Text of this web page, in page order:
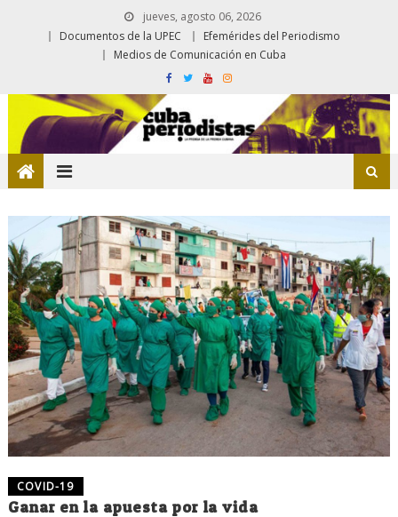
jueves, agosto 06, 2026
Documentos de la UPEC
Efemérides del Periodismo
Medios de Comunicación en Cuba
COVID-19
Ganar en la apuesta por la vida